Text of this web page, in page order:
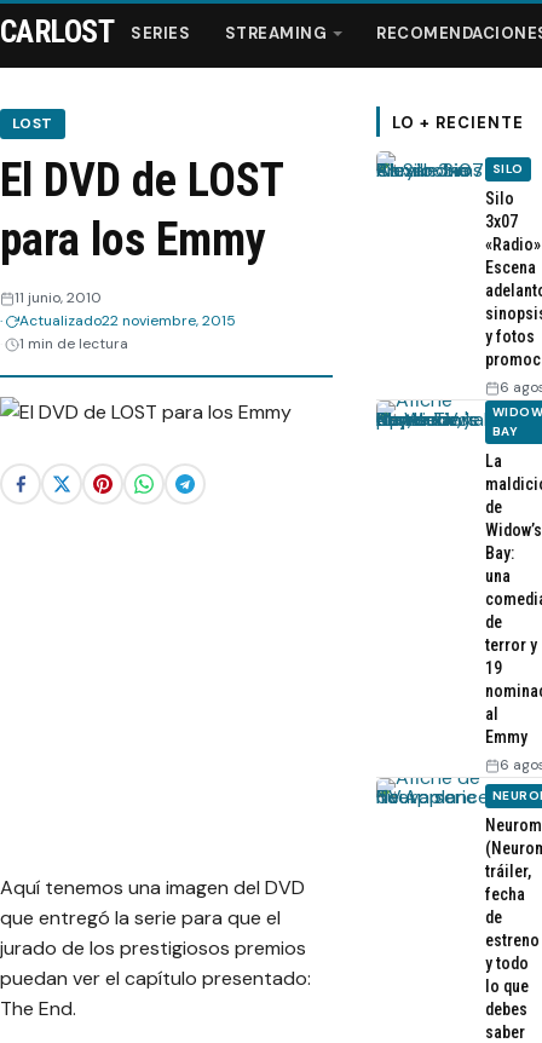
Series
Streaming
Recomendaciones
Videos
CARLOST SERIES STREAMING
LOST
El DVD de LOST
para los Emmy
11 junio, 2010
Actualizado22 noviembre, 2015
1 min de lectura
Aquí tenemos una imagen del DVD
que entregó la serie para que el
jurado de los prestigiosos premios
puedan ver el capítulo presentado:
The End.
LO + RECIENTE
SILO
Silo
3x07
Escena
y fotos
6
BAY
La
de
Widow’s
Bay:
una
de
terror y
19
al
Emmy
6
tráiler,
fecha
de
estreno
y todo
lo que
debes
saber